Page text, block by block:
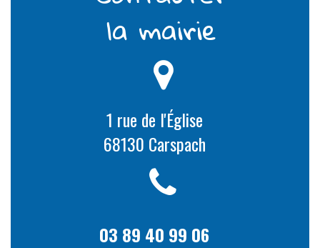
la mairie
1 rue de l'Église
68130 Carspach
03 89 40 99 06